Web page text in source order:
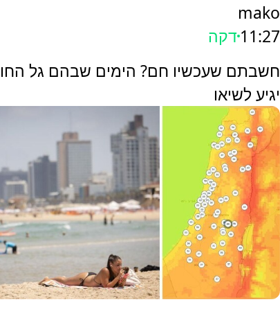
mako
11:27דקה
חשבתם שעכשיו חם? הימים שבהם גל
יגיע לשיאו